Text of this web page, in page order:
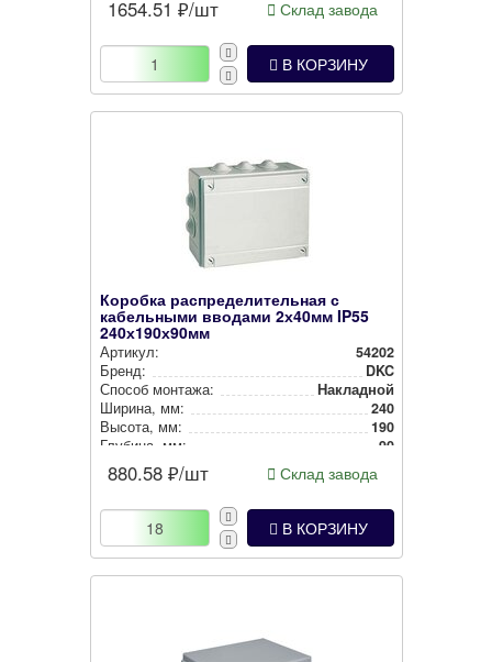
Цвет:
Серый
1654.51 ₽/шт Склад завода
В КОРЗИНУ
Коробка распределительная с
кабельными вводами 2х40мм IP55
240х190х90мм
Артикул:
54202
Бренд:
DKC
Способ монтажа:
Накладной
Ширина, мм:
240
Высота, мм:
190
Глубина, мм:
90
Степень защиты:
Цвет:
Серый
880.58 ₽/шт Склад завода
В КОРЗИНУ